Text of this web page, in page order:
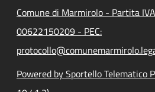
Comune di Marmirolo - Partita
00622150209 - PEC:
Powered by Sportello Telematico